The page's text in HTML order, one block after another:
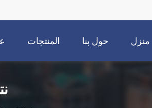
منزل حول بنا المنتجات